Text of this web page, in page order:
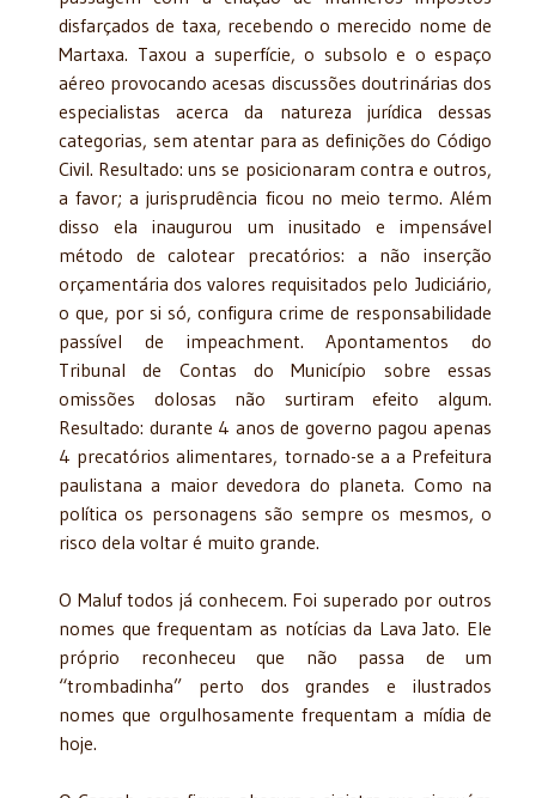
disfarçados de taxa, recebendo o merecido nome de
Martaxa. Taxou a superfície, o subsolo e o espaço
aéreo provocando acesas discussões doutrinárias dos
especialistas acerca da natureza jurídica dessas
categorias, sem atentar para as definições do Código
Civil. Resultado: uns se posicionaram contra e outros,
a favor; a jurisprudência ficou no meio termo. Além
disso ela inaugurou um inusitado e impensável
método de calotear precatórios: a não inserção
orçamentária dos valores requisitados pelo Judiciário,
o que, por si só, configura crime de responsabilidade
passível de impeachment. Apontamentos do
Tribunal de Contas do Município sobre essas
omissões dolosas não surtiram efeito algum.
Resultado: durante 4 anos de governo pagou apenas
4 precatórios alimentares, tornado-se a a Prefeitura
paulistana a maior devedora do planeta. Como na
política os personagens são sempre os mesmos, o
risco dela voltar é muito grande.
O Maluf todos já conhecem. Foi superado por outros
nomes que frequentam as notícias da Lava Jato. Ele
próprio reconheceu que não passa de um
“trombadinha” perto dos grandes e ilustrados
nomes que orgulhosamente frequentam a mídia de
hoje.